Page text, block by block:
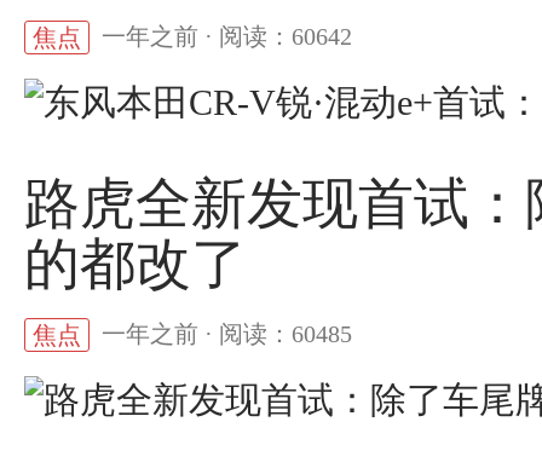
焦点 一年之前 · 阅读：60642
路虎全新发现首试
的都改了
焦点 一年之前 · 阅读：60485